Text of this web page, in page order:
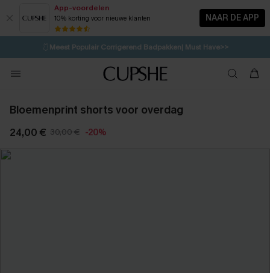
App-voordelen
10% korting voor nieuwe klanten NAAR DE APP
⚡️LAATSTE KANS | Tot 50% korting>>
🩱Meest Populair Corrigerend Badpakken| Must Have>>
💌Abonneer je & ontvang tot 15% korting>>
Koop 3, krijg 15% korting | CODE: SW15
Bloemenprint shorts voor overdag
24,00 € 30,00 € -20%